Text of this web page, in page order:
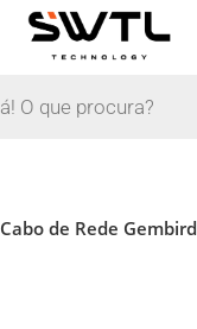
Cabo de Rede